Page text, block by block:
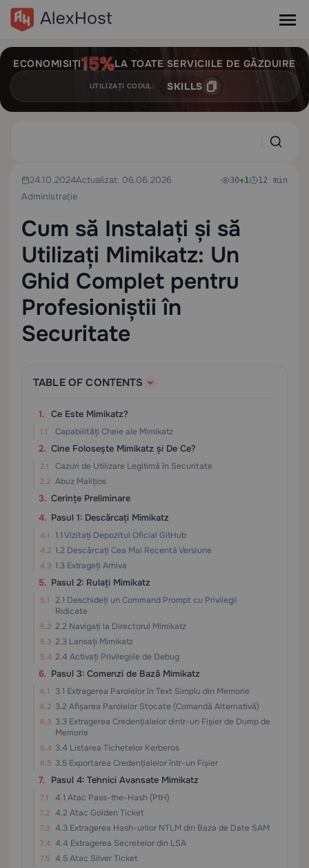
ECONOMISIȚI LA TOATE SERVICIILE DE GĂZDUIRE
UTILIZAȚI CODUL: SKILLS
24.10.2024Actualizat: 06.06.2026
Administrație
30+1 12 min
Cum să Instalați și să
Utilizați Mimikatz: Un
Ghid Complet pentru
Profesioniștii în
Securitate
TABLE OF CONTENTS
Ce Este Mimikatz?
Capabilități Cheie ale Mimikatz
Cine Folosește Mimikatz și De Ce?
Cazuri de Utilizare Legitimă în Securitate
Abuz Malițios
Cerințe Preliminare
Pasul 1: Descărcați Mimikatz
1.1 Vizitați Depozitul Oficial GitHub
1.2 Descărcați Cea Mai Recentă Versiune
1.3 Extrageți Arhiva
Pasul 2: Rulați Mimikatz
2.1 Deschideți un Command Prompt cu Privilegii
Ridicate
2.2 Navigați la Directorul Mimikatz
2.3 Lansați Mimikatz
2.4 Activați Privilegiile de Debug
Pasul 3: Comenzi de Bază Mimikatz
3.1 Extragerea Parolelor în Text Simplu din Memorie
3.2 Afișarea Parolelor Stocate (Comandă Alternativă)
3.3 Extragerea Credențialelor dintr-un Fișier de Dump de
Memorie
3.4 Listarea Tichetelor Kerberos
3.5 Exportarea Credențialelor într-un Fișier
Pasul 4: Tehnici Avansate Mimikatz
4.1 Atac Pass-the-Hash (PtH)
4.2 Atac Golden Ticket
4.3 Extragerea Hash-urilor NTLM din Baza de Date SAM
4.4 Extragerea Secretelor din LSA
4.5 Atac Silver Ticket